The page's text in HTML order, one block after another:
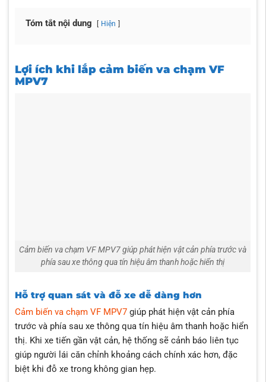
Tóm tắt nội dung Hiện
Lợi ích khi lắp cảm biến va chạm VF
MPV7
Cảm biến va chạm VF MPV7 giúp phát hiện vật cản phía trước và
phía sau xe thông qua tín hiệu âm thanh hoặc hiển thị
Hỗ trợ quan sát và đỗ xe dễ dàng hơn
Cảm biến va chạm VF MPV7giúp phát hiện vật cản phía
trước và phía sau xe thông qua tín hiệu âm thanh hoặc hiển
thị. Khi xe tiến gần vật cản, hệ thống sẽ cảnh báo liên tục
giúp người lái căn chỉnh khoảng cách chính xác hơn, đặc
biệt khi đỗ xe trong không gian hẹp.